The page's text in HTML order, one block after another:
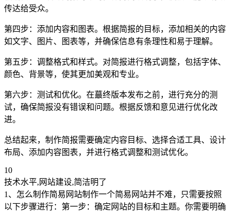
传达给受众。
第四步：添加内容和图表。根据简报的目标，添加相关的内容
如文字、图片、图表等，并确保信息有条理性和易于理解。
第五步：调整格式和样式。对简报进行格式调整，包括字体、
颜色、背景等，使其更加美观和专业。
第六步：测试和优化。在蕞终版本发布之前，进行充分的测
试，确保简报没有错误和问题。根据反馈和意见进行优化改
进。
总结起来，制作简报需要确定内容目标、选择合适工具、设计
布局、添加内容图表，并进行格式调整和测试优化。
10
技术水平,网站建设,简洁明了
1、怎么制作简易网站制作一个简易网站并不难，只需要按照
以下步骤进行：第一步：确定网站的目标和主题。你需要明确